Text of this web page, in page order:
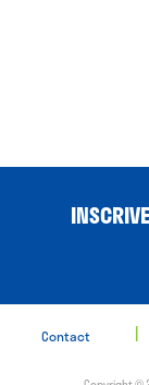
Contact |